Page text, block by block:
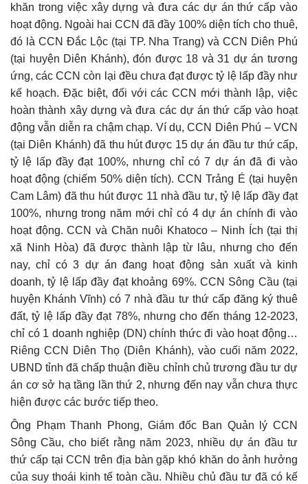
khăn trong việc xây dựng và đưa các dự án thứ cấp vào
hoạt động. Ngoài hai CCN đã đầy 100% diện tích cho thuê,
đó là CCN Đắc Lộc (tại TP. Nha Trang) và CCN Diên Phú
(tại huyện Diên Khánh), đón được 18 và 31 dự án tương
ứng, các CCN còn lại đều chưa đạt được tỷ lệ lấp đầy như
kế hoạch. Đặc biệt, đối với các CCN mới thành lập, việc
hoàn thành xây dựng và đưa các dự án thứ cấp vào hoạt
động vẫn diễn ra chậm chạp. Ví dụ, CCN Diên Phú – VCN
(tại Diên Khánh) đã thu hút được 15 dự án đầu tư thứ cấp,
tỷ lệ lấp đầy đạt 100%, nhưng chỉ có 7 dự án đã đi vào
hoạt động (chiếm 50% diện tích). CCN Trảng É (tại huyện
Cam Lâm) đã thu hút được 11 nhà đầu tư, tỷ lệ lấp đầy đạt
100%, nhưng trong năm mới chỉ có 4 dự án chính đi vào
hoạt động. CCN và Chăn nuôi Khatoco – Ninh Ích (tại thị
xã Ninh Hòa) đã được thành lập từ lâu, nhưng cho đến
nay, chỉ có 3 dự án đang hoạt động sản xuất và kinh
doanh, tỷ lệ lấp đầy đạt khoảng 69%. CCN Sông Cầu (tại
huyện Khánh Vĩnh) có 7 nhà đầu tư thứ cấp đăng ký thuê
đất, tỷ lệ lấp đầy đạt 78%, nhưng cho đến tháng 12-2023,
chỉ có 1 doanh nghiệp (DN) chính thức đi vào hoạt động…
Riêng CCN Diên Thọ (Diên Khánh), vào cuối năm 2022,
UBND tỉnh đã chấp thuận điều chỉnh chủ trương đầu tư dự
án cơ sở hạ tầng lần thứ 2, nhưng đến nay vẫn chưa thực
hiện được các bước tiếp theo.
Ông Phạm Thanh Phong, Giám đốc Ban Quản lý CCN
Sông Cầu, cho biết rằng năm 2023, nhiều dự án đầu tư
thứ cấp tại CCN trên địa bàn gặp khó khăn do ảnh hưởng
của suy thoái kinh tế toàn cầu. Nhiều chủ đầu tư đã có kế